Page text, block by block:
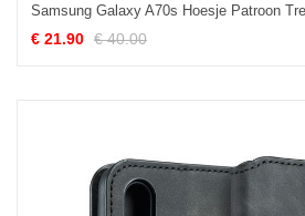
€ 21.90 € 40.00